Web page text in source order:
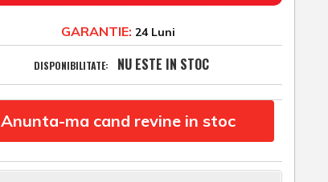
GARANTIE: 24 Luni
DISPONIBILITATE: NU ESTE IN STOC
Anunta-ma cand revine in stoc